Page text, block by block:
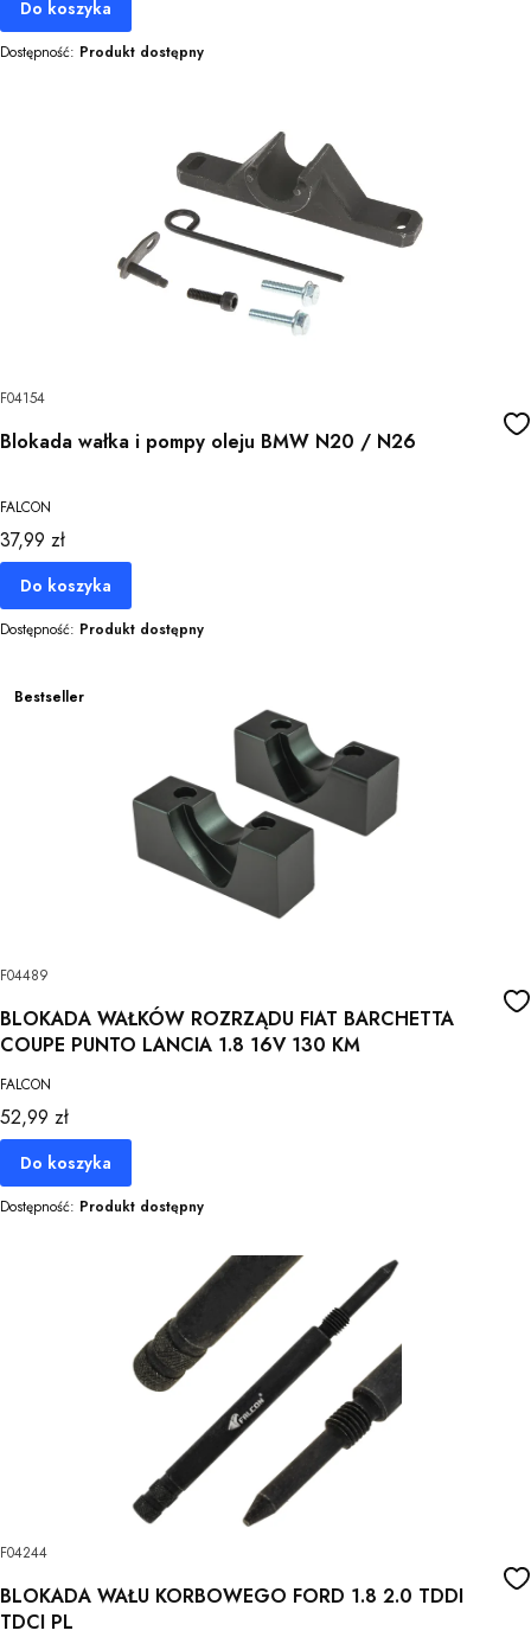
Do koszyka
Dostępność: Produkt dostępny
F04154
Blokada wałka i pompy oleju BMW N20 / N26
FALCON
Cena
37,99 zł
Do koszyka
Dostępność: Produkt dostępny
Bestseller
F04489
BLOKADA WAŁKÓW ROZRZĄDU FIAT BARCHETTA
COUPE PUNTO LANCIA 1.8 16V 130 KM
FALCON
Cena
52,99 zł
Do koszyka
Dostępność: Produkt dostępny
F04244
BLOKADA WAŁU KORBOWEGO FORD 1.8 2.0 TDDI
TDCI PL